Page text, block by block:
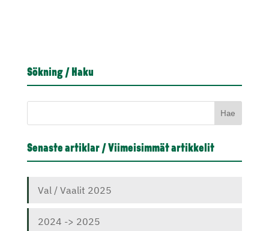
Sökning / Haku
Senaste artiklar / Viimeisimmät artikkelit
Val / Vaalit 2025
2024 -> 2025